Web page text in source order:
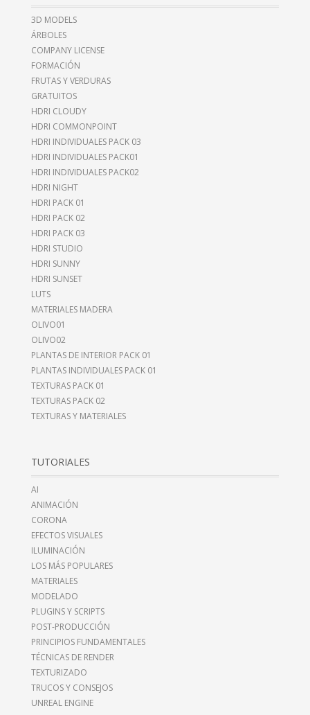
3D MODELS
ÁRBOLES
COMPANY LICENSE
FORMACIÓN
FRUTAS Y VERDURAS
GRATUITOS
HDRI CLOUDY
HDRI COMMONPOINT
HDRI INDIVIDUALES PACK 03
HDRI INDIVIDUALES PACK01
HDRI INDIVIDUALES PACK02
HDRI NIGHT
HDRI PACK 01
HDRI PACK 02
HDRI PACK 03
HDRI STUDIO
HDRI SUNNY
HDRI SUNSET
LUTS
MATERIALES MADERA
OLIVO01
OLIVO02
PLANTAS DE INTERIOR PACK 01
PLANTAS INDIVIDUALES PACK 01
TEXTURAS PACK 01
TEXTURAS PACK 02
TEXTURAS Y MATERIALES
TUTORIALES
AI
ANIMACIÓN
CORONA
EFECTOS VISUALES
ILUMINACIÓN
LOS MÁS POPULARES
MATERIALES
MODELADO
PLUGINS Y SCRIPTS
POST-PRODUCCIÓN
PRINCIPIOS FUNDAMENTALES
TÉCNICAS DE RENDER
TEXTURIZADO
TRUCOS Y CONSEJOS
UNREAL ENGINE